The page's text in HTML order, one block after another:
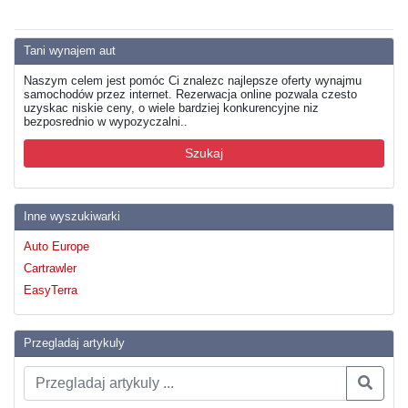
Tani wynajem aut
Naszym celem jest pomóc Ci znalezc najlepsze oferty wynajmu
samochodów przez internet. Rezerwacja online pozwala czesto
uzyskac niskie ceny, o wiele bardziej konkurencyjne niz
bezposrednio w wypozyczalni..
Szukaj
Inne wyszukiwarki
Auto Europe
Cartrawler
EasyTerra
Przegladaj artykuly